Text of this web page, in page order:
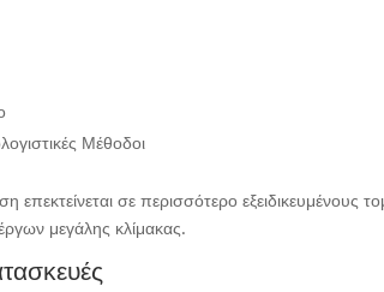
Μέθοδοι
επεκτείνεται σε περισσότερο εξειδικευμένους
μεγάλης κλίμακας.